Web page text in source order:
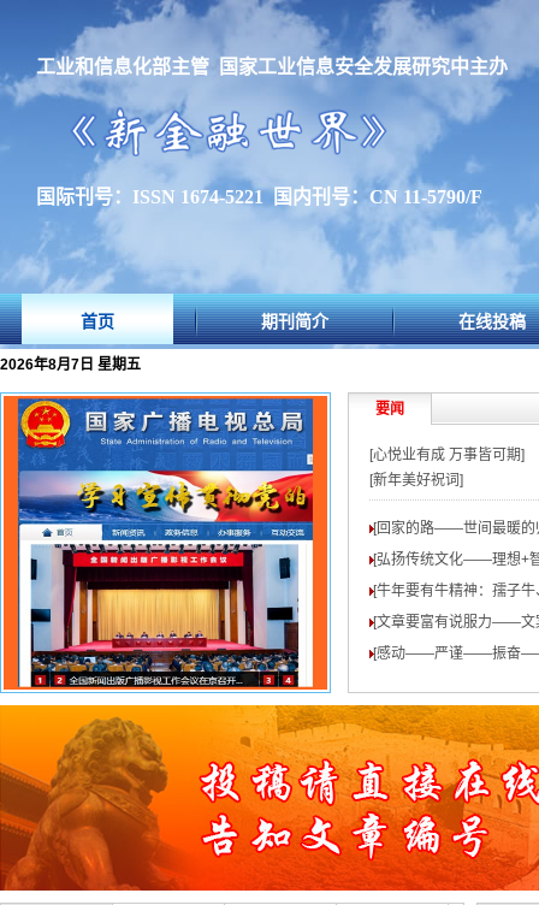
工业和信息化部主管 国家工业信息安全发展研究中主办
国际刊号：ISSN 1674-5221 国内刊号：CN 11-5790/F
首页 期刊简介 在线投稿
2026年8月7日 星期五
要闻
[心悦业有成 万事皆可期]
[新年美好祝词]
[回家的路——世间最暖的
[弘扬传统文化——理想+
[牛年要有牛精神：孺子
[文章要富有说服力——文
[感动——严谨——振奋